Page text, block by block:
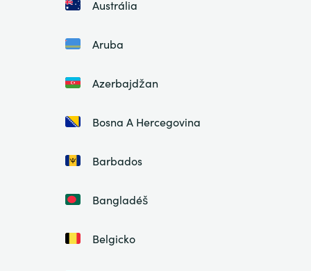
Austrália
Aruba
Azerbajdžan
Bosna A Hercegovina
Barbados
Bangladéš
Belgicko